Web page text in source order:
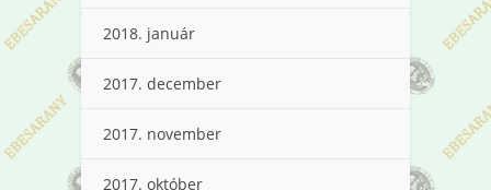
2018. január
2017. december
2017. november
2017. október